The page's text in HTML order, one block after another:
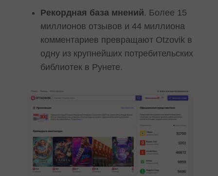
Рекордная база мнений. Более 15
миллионов отзывов и 44 миллиона
комментариев превращают Otzovik в
одну из крупнейших потребительских
библиотек в Рунете.